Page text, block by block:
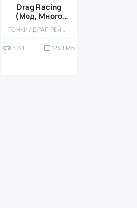
Drag Racing
(Мод, Много
денег)
ГОНКИ / ДРАГ-РЕЙСИНГ / ОДНОПОЛЬЗОВАТЕЛЬСКИЕ / ОФЛАЙН / МОД / КАЗУАЛЬНЫЕ / СТИЛИЗАЦИЯ / МАЛЕНЬКАЯ / ВСТРОЕННЫЙ КЕШ / ВИД СБОКУ
5.6.1 124.1 Mb